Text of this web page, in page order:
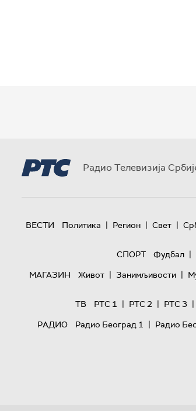
Радио Телевизија
ВЕСТИ Политика | Регион | Свет |
СПОРТ
Фудбал |
МАГАЗИН
Живот | Занимљивости |
ТВ
РТС 1 | РТС 2 | РТС 3 |
РАДИО
Радио Београд 1 | Радио